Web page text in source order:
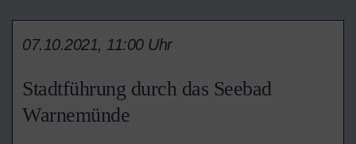
Stadtführung durch das Seebad
Warnemünde
07.10.2021, 11:00 Uhr